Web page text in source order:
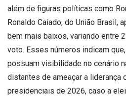
além de figuras políticas como
Ronaldo Caiado, do União Brasil,
bem mais baixos, variando entre
voto. Esses números indicam
possuam visibilidade no cenário
distantes de ameaçar a liderança
presidenciais de 2026, caso a